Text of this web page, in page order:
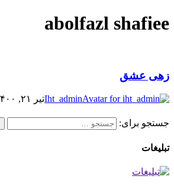
abolfazl shafiee
زهی عشق
Iht_adminتیر ۲۱, ۱۴۰۰
جستجو برای:
تبلیغات